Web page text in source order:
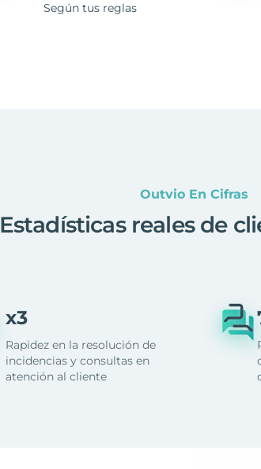
Según tus reglas
Outvio En Cifras
Estadísticas reales de
x3
Rapidez en la resolución de
incidencias y consultas en
atención al cliente